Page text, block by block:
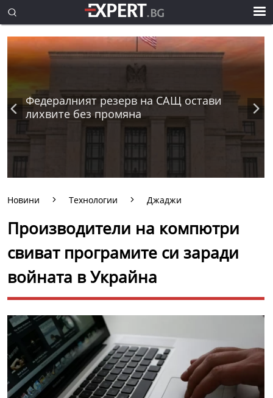
Федералният резерв на САЩ остави
лихвите без промяна
Новини Технологии Джаджи
Производители на компютри
свиват програмите си заради
войната в Украйна